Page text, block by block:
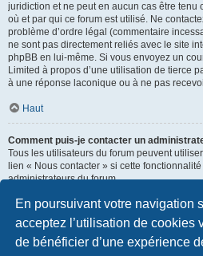
En poursuivant votre navigation
acceptez l’utilisation de cookies
de bénéficier d’une expérience
juridiction et ne peut en aucun cas être tenu
où et par qui ce forum est utilisé. Ne
problème d’ordre légal (commentaire
ne sont pas directement reliés avec le site
phpBB en lui-même. Si vous envoyez un
Limited à propos d’une utilisation de tierce
à une réponse laconique ou à ne pas
Haut
Comment puis-je contacter un
Tous les utilisateurs du forum peuvent
lien « Nous contacter » si cette
administrateurs du forum.
Les membres du forum peuvent également